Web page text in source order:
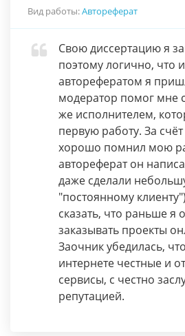
Вид работы:Автореферат
Свою диссертацию я
поэтому логично, что
авторефератом я
модератор помог мне
же исполнителем,
первую работу. За
хорошо помнил мою
автореферат он
даже сделали
"постоянному
сказать, что раньше я
заказывать проекты
Заочник убедилась,
интернете честные и
сервисы, с честно
репутацией.